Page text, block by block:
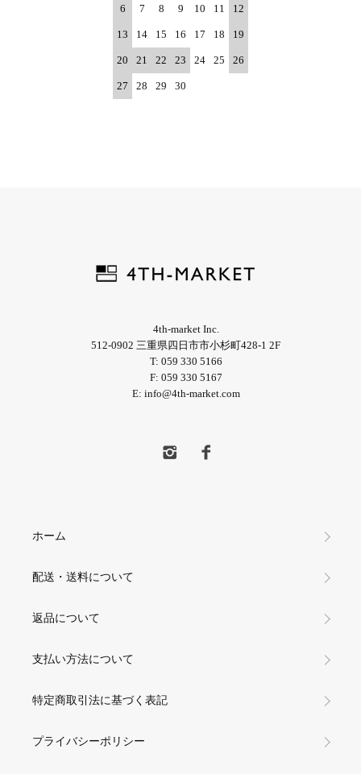
6 7 8 9 10 11 12
13 14 15 16 17 18 19
20 21 22 23 24 25 26
27 28 29 30
4th-market Inc.
512-0902 三重県四日市市小杉町428-1 2F
T: 059 330 5166
F: 059 330 5167
E: info@4th-market.com
ホーム
配送・送料について
返品について
支払い方法について
特定商取引法に基づく表記
プライバシーポリシー